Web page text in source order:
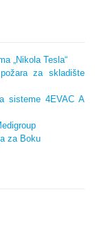
„Nikola Tesla“
za skladište
sisteme 4EVAC A
za Boku